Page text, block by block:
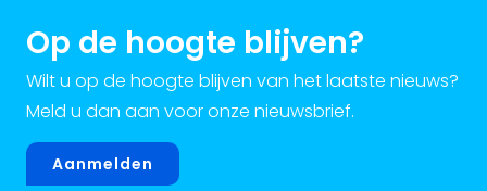
Op de hoogte blijven?
Wilt u op de hoogte blijven van het laatste nieuws?
Meld u dan aan voor onze nieuwsbrief.
Aanmelden